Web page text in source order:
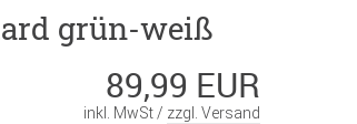
grün-weiß
89,99 EUR
inkl. MwSt / zzgl. Versand